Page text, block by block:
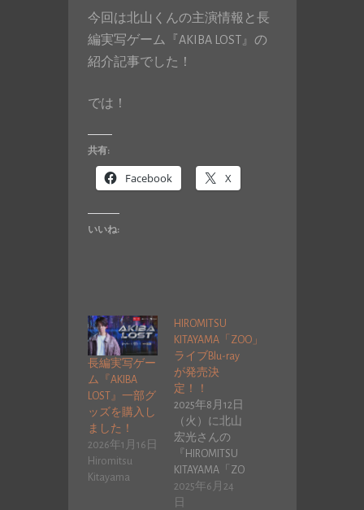
今回は北山くんの主演情報と長
編実写ゲーム『AKIBA LOST』の
紹介記事でした！
では！
共有:
Facebook X
いいね:
長編実写ゲー
ム『AKIBA
LOST』一部グ
ッズを購入し
ました！
2026年1月16日
Hiromitsu
Kitayama
HIROMITSU
KITAYAMA「ZOO」
ライブBlu-ray
が発売決
定！！
2025年8月12日
（火）に北山
宏光さんの
『HIROMITSU
KITAYAMA「ZOO」
ライブB…
2025年6月24
日